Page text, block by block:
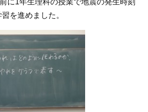
を進めました。